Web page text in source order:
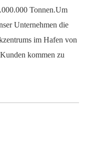
Tonnen.Um
Unternehmen die
im Hafen von
kommen zu